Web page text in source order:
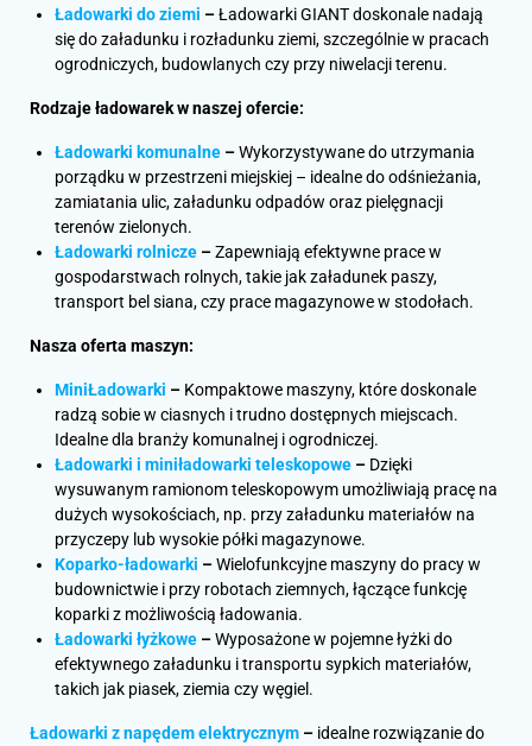
Ładowarki do ziemi –Ładowarki GIANT doskonale nadają
się do załadunku i rozładunku ziemi, szczególnie w pracach
ogrodniczych, budowlanych czy przy niwelacji terenu.
Rodzaje ładowarek w naszej ofercie:
Ładowarki komunalne –Wykorzystywane do utrzymania
porządku w przestrzeni miejskiej – idealne do odśnieżania,
zamiatania ulic, załadunku odpadów oraz pielęgnacji
terenów zielonych.
Ładowarki rolnicze –Zapewniają efektywne prace w
gospodarstwach rolnych, takie jak załadunek paszy,
transport bel siana, czy prace magazynowe w stodołach.
Nasza oferta maszyn:
MiniŁadowarki – Kompaktowe maszyny, które doskonale
radzą sobie w ciasnych i trudno dostępnych miejscach.
Idealne dla branży komunalnej i ogrodniczej.
Ładowarki i miniładowarki teleskopowe – Dzięki
wysuwanym ramionom teleskopowym umożliwiają pracę na
dużych wysokościach, np. przy załadunku materiałów na
przyczepy lub wysokie półki magazynowe.
Koparko-ładowarki –Wielofunkcyjne maszyny do pracy w
budownictwie i przy robotach ziemnych, łączące funkcję
koparki z możliwością ładowania.
Ładowarki łyżkowe –Wyposażone w pojemne łyżki do
efektywnego załadunku i transportu sypkich materiałów,
takich jak piasek, ziemia czy węgiel.
Ładowarki z napędem elektrycznym – idealne rozwiązanie do